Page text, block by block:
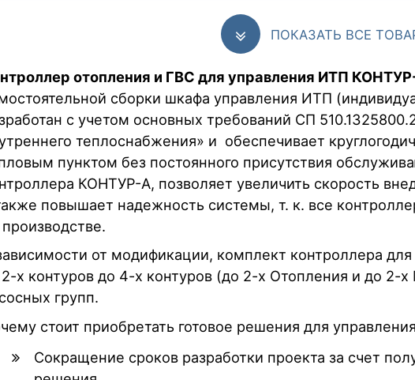
отопления, 2 контура ГВС, питание =24В, 24 входа
входов, диспетчеризация по RS485, кабель для
ПОКАЗАТЬ ВСЕ
отопления и ГВС для управления ИТП
сборки шкафа управления ИТП
с учетом основных требований СП
теплоснабжения» и обеспечивает
пунктом без постоянного присутствия
КОНТУР-А, позволяет увеличить скорость
повышает надежность системы, т. к. все
от модификации, комплект контроллера
2-х контуров до 4-х контуров (до 2-х Отопления и до 2-
групп.
стоит приобретать готовое решения для
Сокращение сроков разработки проекта за счет